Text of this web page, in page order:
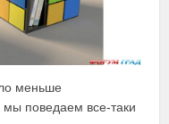
меньше
мы поведаем все-таки